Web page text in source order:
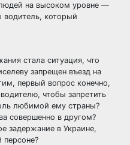
на высоком уровне —
водитель, который
стала ситуация, что
запрещен въезд на
первый вопрос конечно,
чтобы запретить
любимой ему страны?
совершенно в другом?
задержание в Украине,
персоне?